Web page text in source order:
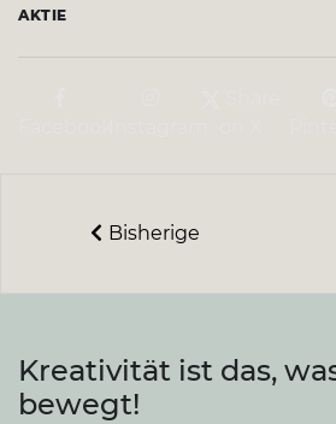
AKTIE
Bisherige
Kreativität ist das,
bewegt!